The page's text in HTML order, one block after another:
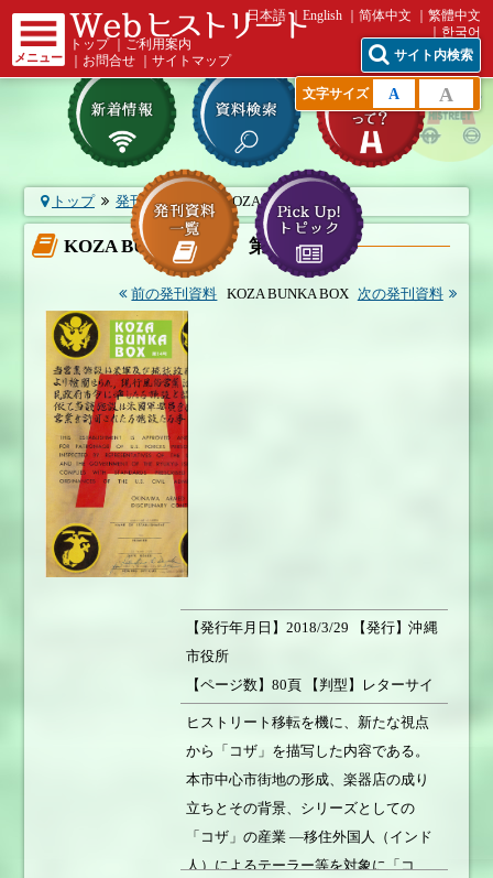
メニュー
トップ
ご利用案内
お問合せ ｜サイトマップ
日本語 English 简体中文
繁體中文
한국어
サイト内検索
文字サイズ A A
トップ 発刊資料一覧 KOZA BUNKA B...
KOZA BUNKA BOX 第14号
前の発刊資料 KOZA BUNKA BOX 次の発刊資料
【発行年月日】2018/3/29 【発行】沖縄
市役所
【ページ数】80頁 【判型】レターサイ
ズ変形 【書籍重量】160g
【価格】700円 【販売状況】販売中
ヒストリート移転を機に、新たな視点
から「コザ」を描写した内容である。
本市中心市街地の形成、楽器店の成り
立ちとその背景、シリーズとしての
「コザ」の産業 ―移住外国人（インド
人）によるテーラー等を対象に「コ